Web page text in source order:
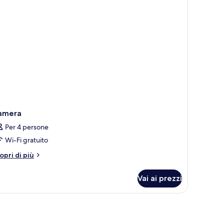
Per 4 persone
Wi-Fi gratuito
di più
Vai ai prezzi